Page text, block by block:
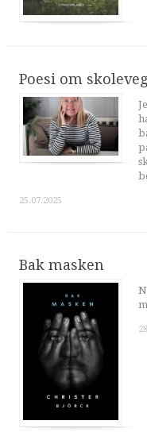
Poesi om
25.07.2025
Bak masken